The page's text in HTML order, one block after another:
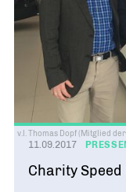
11.09.2017
Charity